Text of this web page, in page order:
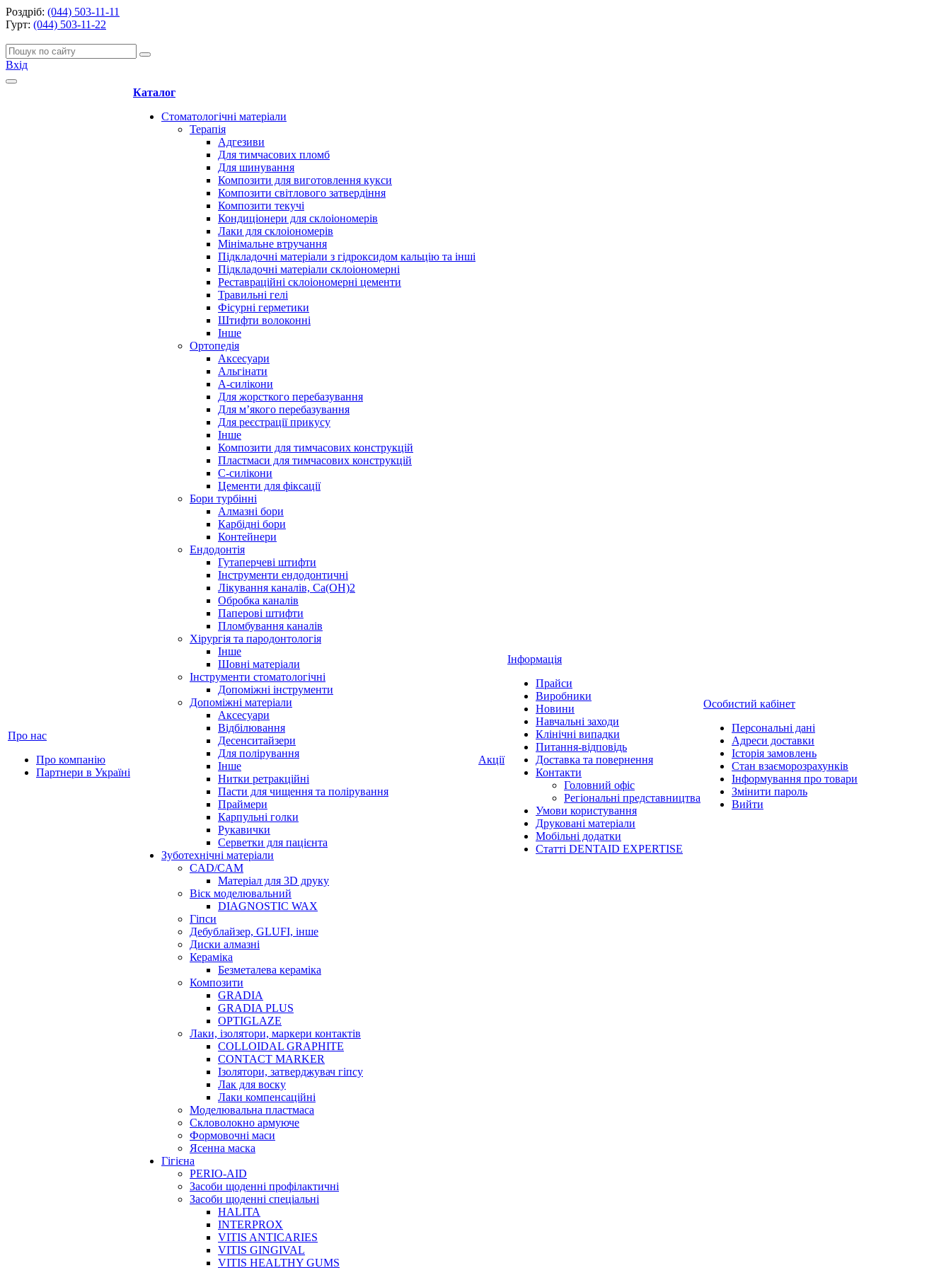
Роздріб: (044) 503-11-11
Гурт: (044) 503-11-22
Вхід
Про нас
Про компанію
Партнери в Україні
Каталог
Стоматологічні матеріали
Терапія
Адгезиви
Для тимчасових пломб
Для шинування
Композити для виготовлення кукси
Композити світлового затвердіння
Композити текучі
Кондиціонери для склоіономерів
Лаки для склоіономерів
Мінімальне втручання
Підкладочні матеріали з гідроксидом кальцію та інші
Підкладочні матеріали склоіономерні
Реставраційні склоіономерні цементи
Травильні гелі
Фісурні герметики
Штифти волоконні
Інше
Ортопедія
Аксесуари
Альгінати
А-силікони
Для жорсткого перебазування
Для м’якого перебазування
Для реєстрації прикусу
Інше
Композити для тимчасових конструкцій
Пластмаси для тимчасових конструкцій
С-силікони
Цементи для фіксації
Бори турбінні
Алмазні бори
Карбідні бори
Контейнери
Ендодонтія
Гутаперчеві штифти
Інструменти ендодонтичні
Лікування каналів, Ca(OH)2
Обробка каналів
Паперові штифти
Пломбування каналів
Хірургія та пародонтологія
Інше
Шовні матеріали
Інструменти стоматологічні
Допоміжні інструменти
Допоміжні матеріали
Аксесуари
Відбілювання
Десенситайзери
Для полірування
Інше
Нитки ретракційні
Пасти для чищення та полірування
Праймери
Карпульні голки
Рукавички
Серветки для пацієнта
Зуботехнічні матеріали
CAD/CAM
Матеріал для 3D друку
Віск моделювальний
DIAGNOSTIC WAX
Гіпси
Дебублайзер, GLUFI, інше
Диски алмазні
Кераміка
Безметалева кераміка
Композити
GRADIA
GRADIA PLUS
OPTIGLAZE
Лаки, ізолятори, маркери контактів
COLLOIDAL GRAPHITE
CONTACT MARKER
Ізолятори, затверджувач гіпсу
Лак для воску
Лаки компенсаційні
Моделювальна пластмаса
Скловолокно армуюче
Формовочні маси
Ясенна маска
Гігієна
PERIO-AID
Засоби щоденні профілактичні
Засоби щоденні спеціальні
HALITA
INTERPROX
VITIS ANTICARIES
VITIS GINGIVAL
VITIS HEALTHY GUMS
Акції
Інформація
Прайси
Виробники
Новини
Навчальні заходи
Клінічні випадки
Питання-відповідь
Доставка та повернення
Контакти
Головний офіс
Регіональні представництва
Умови користування
Друковані матеріали
Мобільні додатки
Статті DENTAID EXPERTISE
Особистий кабінет
Персональні дані
Адреси доставки
Історія замовлень
Стан взаєморозрахунків
Інформування про товари
Змінити пароль
Вийти